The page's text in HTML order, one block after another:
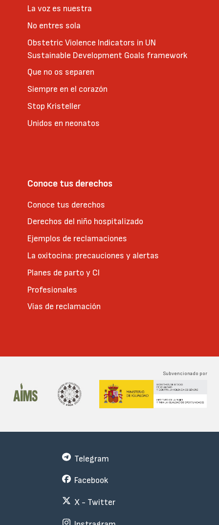
La voz es nuestra
No entres sola
Obstetric Violence Indicators in UN
Sustainable Development Goals framework
Que no os separen
Siempre en el corazón
Stop Kristeller
Unidos en neonatos
Conoce tus derechos
Conoce tus derechos
Derechos del niño hospitalizado
Ejemplos de reclamaciones
La oxitocina: precauciones y alertas
Planes de parto y CI
Profesionales
Vías de reclamación
Subvencionado por
Telegram
Facebook
X - Twitter